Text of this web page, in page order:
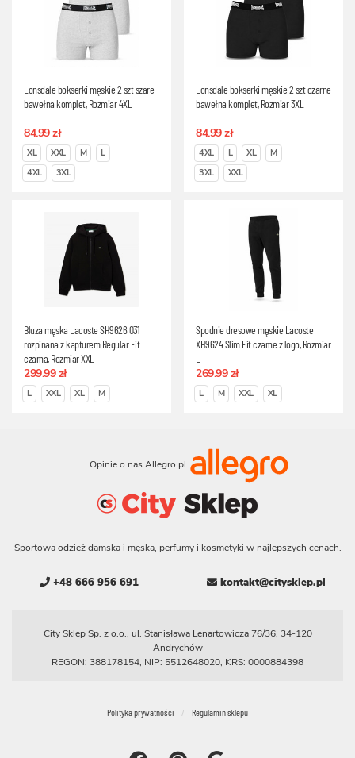
Lonsdale bokserki męskie 2 szt szare
bawełna komplet, Rozmiar 4XL
84.99 zł
XL XXL M
L
4XL
3XL
Lonsdale bokserki męskie 2 szt czarne
bawełna komplet, Rozmiar 3XL
84.99 zł
4XL L XL
M
3XL
XXL
Bluza męska Lacoste SH9626 031
rozpinana z kapturem Regular Fit
czarna, Rozmiar XXL
299.99 zł
L XXL XL M
Spodnie dresowe męskie Lacoste
XH9624 Slim Fit czarne z logo, Rozmiar
L
269.99 zł
L M XXL XL
Opinie o nas Allegro.pl
Sportowa odzież damska i męska, perfumy i kosmetyki w najlepszych cenach.
+48 666 956 691 kontakt@citysklep.pl
City Sklep Sp. z o.o., ul. Stanisława Lenartowicza 76/36, 34-120
Andrychów
REGON: 388178154, NIP: 5512648020, KRS: 0000884398
Polityka prywatności Regulamin sklepu